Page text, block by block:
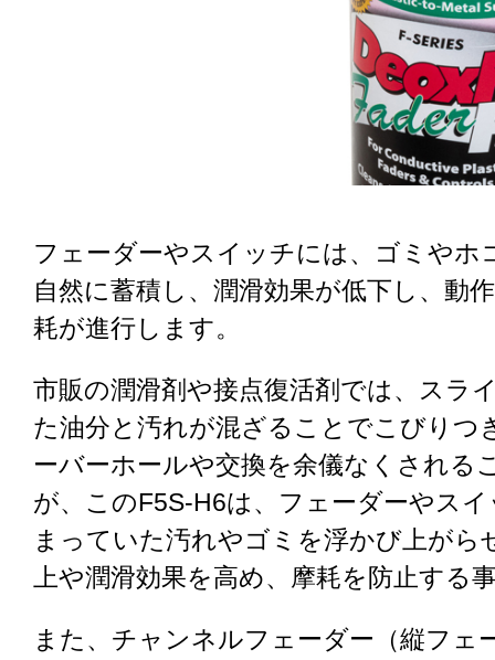
フェーダーやスイッチには、ゴミやホ
自然に蓄積し、潤滑効果が低下し、動
耗が進行します。
市販の潤滑剤や接点復活剤では、スラ
た油分と汚れが混ざることでこびりつ
ーバーホールや交換を余儀なくされる
が、このF5S-H6は、フェーダーやス
まっていた汚れやゴミを浮かび上がら
上や潤滑効果を高め、摩耗を防止する
また、チャンネルフェーダー（縦フェ